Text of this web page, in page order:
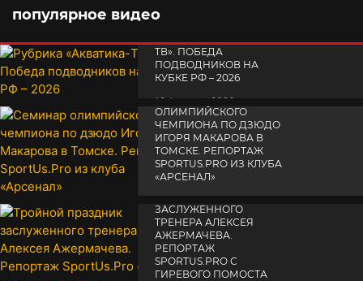
популярное видео
TВ». ПОБЕДА
ПОДВОДНИКОВ НА
КУБКЕ РФ – 2026
19 февраля 2026
СЕМИНАР
ОЛИМПИЙСКОГО
ЧЕМПИОНА ПО ДЗЮДО
ИГОРЯ МАКАРОВА В
ТОМСКЕ. РЕПОРТАЖ
SPORTUS.PRO ИЗ КЛУБА
«АРСЕНАЛ»
ЗАСЛУЖЕННОГО
ТРЕНЕРА АЛЕКСЕЯ
АЖЕРМАЧЕВА.
РЕПОРТАЖ
SPORTUS.PRO С
ГИРЕВОГО ПОМОСТА